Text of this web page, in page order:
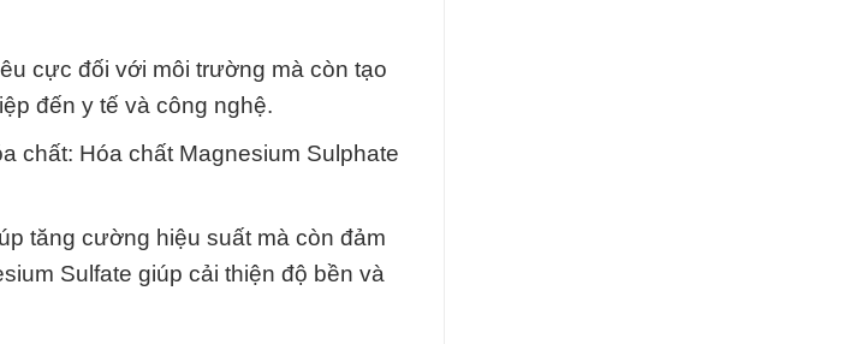
cực đối với môi trường mà còn tạo
đến y tế và công nghệ.
chất: Hóa chất Magnesium Sulphate
tăng cường hiệu suất mà còn đảm
Sulfate giúp cải thiện độ bền và